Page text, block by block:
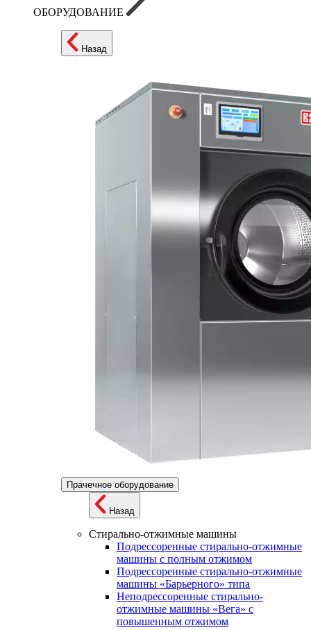
ОБОРУДОВАНИЕ
Назад
Прачечное оборудование
Назад
Стирально-отжимные машины
Подрессоренные стирально-отжимные
машины с полным отжимом
Подрессоренные стирально-отжимные
машины «Барьерного» типа
Неподрессоренные стирально-
отжимные машины «Вега» с
повышенным отжимом